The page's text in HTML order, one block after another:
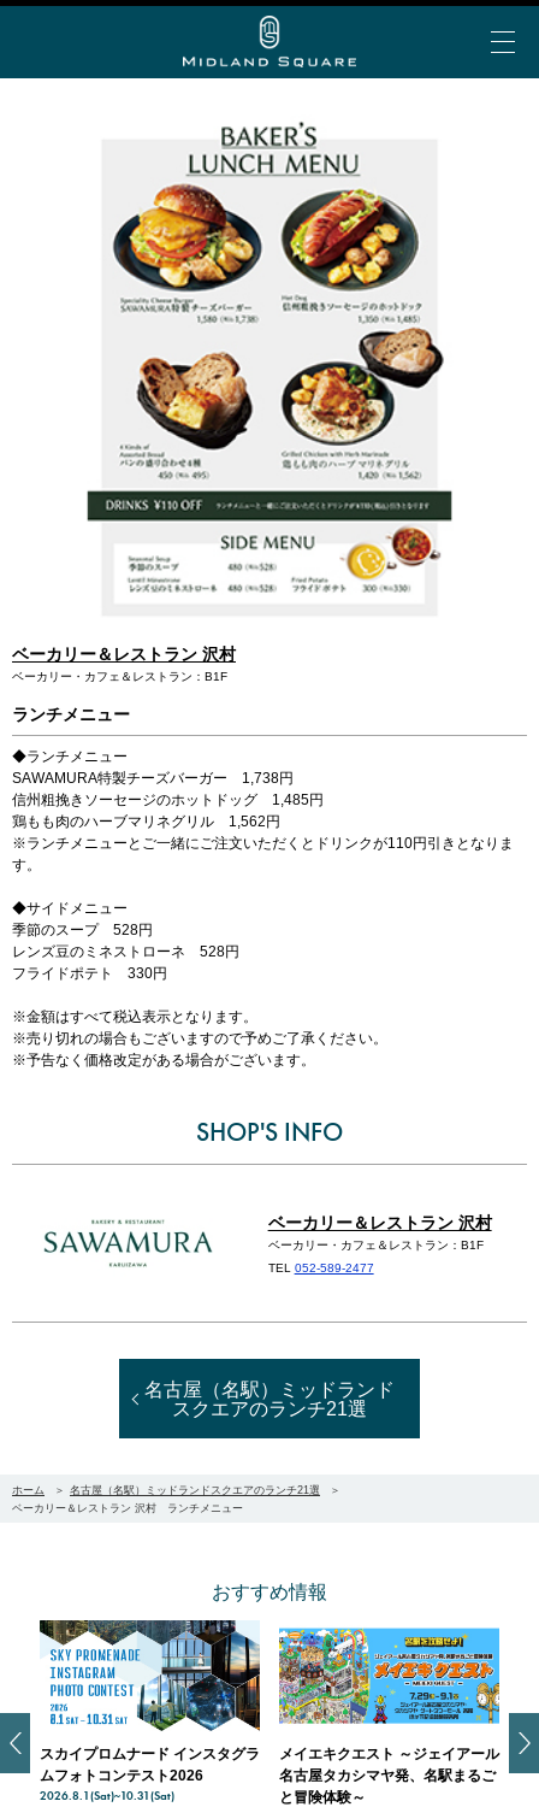
イベント＆トピックス
お知らせ
ビアガーデン
My Story vol.69 デジタ
ルブック
アトリウムコンサート
ミッドランド 夏グルメ
ミッドランド ランチ
ミッドランド 会食・接待
こだわりの手土産
半券de得シネマ＆ゴールド/プラチナ会員限定サービ
大人のブライダル
Web MyStory
ミッドランド スクエア プレミアムマガジンにWeb版
が登場しました！
広報ブログ
からミッドランドを綴ってまいります。
ショップ＆レストランを探す
カテゴリで探す
50音で探す
ショップ＆レストラン最新情報
ショップ&レストラン
ミッドランド スクエア シネマ
トヨタ自動車ショールーム
スカイプロムナード
スカイホールそら
ミッドランドホール・会議室
施設案内
ビル・コンセプト
クリニック
その他オフィス
公共交通機関でお越しの方
車でお越しの方
空港からお越しの方
自転車でお越しの方
駐車場・駐輪場
パブリックサービス
駐車場・駐輪場
トップ
ご登録手順
お問い合わせ
会員利用規約
総合インフォメーション
イベントスペース
取材・プレスリリース
店舗スタッフ募集
その他お問い合わせ一覧
よくあるご質問
日本語 English
ベーカリー＆レストラン 沢村
ベーカリー・カフェ＆レストラン：B1F
ランチメニュー
◆ランチメニュー
SAWAMURA特製チーズバーガー 1,738円
信州粗挽きソーセージのホットドッグ 1,485円
鶏もも肉のハーブマリネグリル 1,562円
※ランチメニューとご一緒にご注文いただくとドリンクが110円引きとなりま
す。
◆サイドメニュー
季節のスープ 528円
レンズ豆のミネストローネ 528円
フライドポテト 330円
※金額はすべて税込表示となります。
※売り切れの場合もございますので予めご了承ください。
※予告なく価格改定がある場合がございます。
SHOP'S INFO
ベーカリー＆レストラン 沢村
ベーカリー・カフェ＆レストラン：B1F
TEL 052-589-2477
名古屋（名駅）ミッドランド
スクエアのランチ21選
ホーム
名古屋（名駅）ミッドランドスクエアのランチ21選
ベーカリー＆レストラン 沢村 ランチメニュー
おすすめ情報
スカイプロムナード インスタグラ
ムフォトコンテスト2026
2026.8.1(Sat)~10.31(Sat)
メイエキクエスト ～ジェイアール
名古屋タカシマヤ発、名駅まるご
と冒険体験～
ス
入